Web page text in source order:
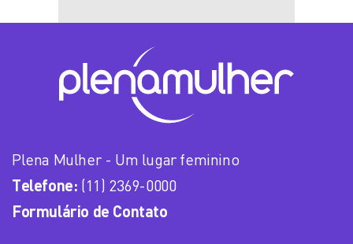
Plena Mulher - Um lugar feminino
Telefone: (11) 2369-0000
Formulário de Contato